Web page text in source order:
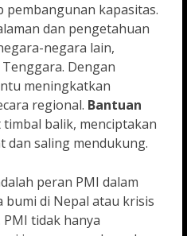
pembangunan kapasitas.
dan pengetahuan
negara lain,
Dengan
meningkatkan
regional. Bantuan
balik, menciptakan
dan saling mendukung.
peran PMI dalam
di Nepal atau krisis
tidak hanya